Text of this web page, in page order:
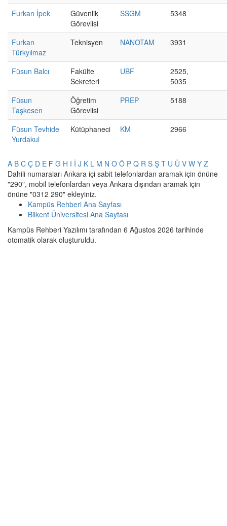
Furkan İpek
Güvenlik
Görevlisi
SSGM 5348
Furkan
Türkyılmaz
Teknisyen NANOTAM 3931
Füsun Balcı
Fakülte
Sekreteri
UBF
2525,
5035
Füsun
Taşkesen
Öğretim
Görevlisi
PREP 5188
Füsun Tevhide
Yurdakul
Kütüphaneci KM 2966
A B C Ç D E F G H I İ J K L M N O Ö P Q R S Ş T U Ü V W Y Z
Dahili numaraları Ankara içi sabit telefonlardan aramak için önüne
"290", mobil telefonlardan veya Ankara dışından aramak için
önüne "0312 290" ekleyiniz.
Kampüs Rehberi Ana Sayfası
Bilkent Üniversitesi Ana Sayfası
Kampüs Rehberi Yazılımı tarafından 6 Ağustos 2026 tarihinde
otomatik olarak oluşturuldu.